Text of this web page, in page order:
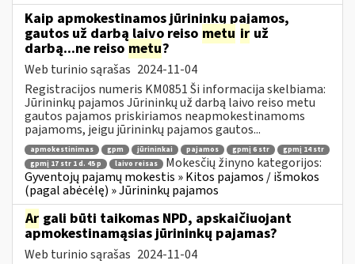
Kaip apmokestinamos jūrininkų pajamos,
gautos už darbą laivo reiso metu ir už
darbą...ne reiso metu?
Web turinio sąrašas 2024-11-04
Registracijos numeris KM0851 Ši informacija skelbiama:
Jūrininkų pajamos Jūrininkų už darbą laivo reiso metu
gautos pajamos priskiriamos neapmokestinamoms
pajamoms, jeigu jūrininkų pajamos gautos...
apmokestinimas gpm jūrininkai pajamos gpmį 6 str
gpmį 14 str
gpmį 17 str 1 d. 45 p
laivo reisas
Mokesčių žinyno kategorijos:
Gyventojų pajamų mokestis » Kitos pajamos / išmokos
(pagal abėcėlę) » Jūrininkų pajamos
Ar gali būti taikomas NPD, apskaičiuojant
apmokestinamąsias jūrininkų pajamas?
Web turinio sąrašas 2024-11-04